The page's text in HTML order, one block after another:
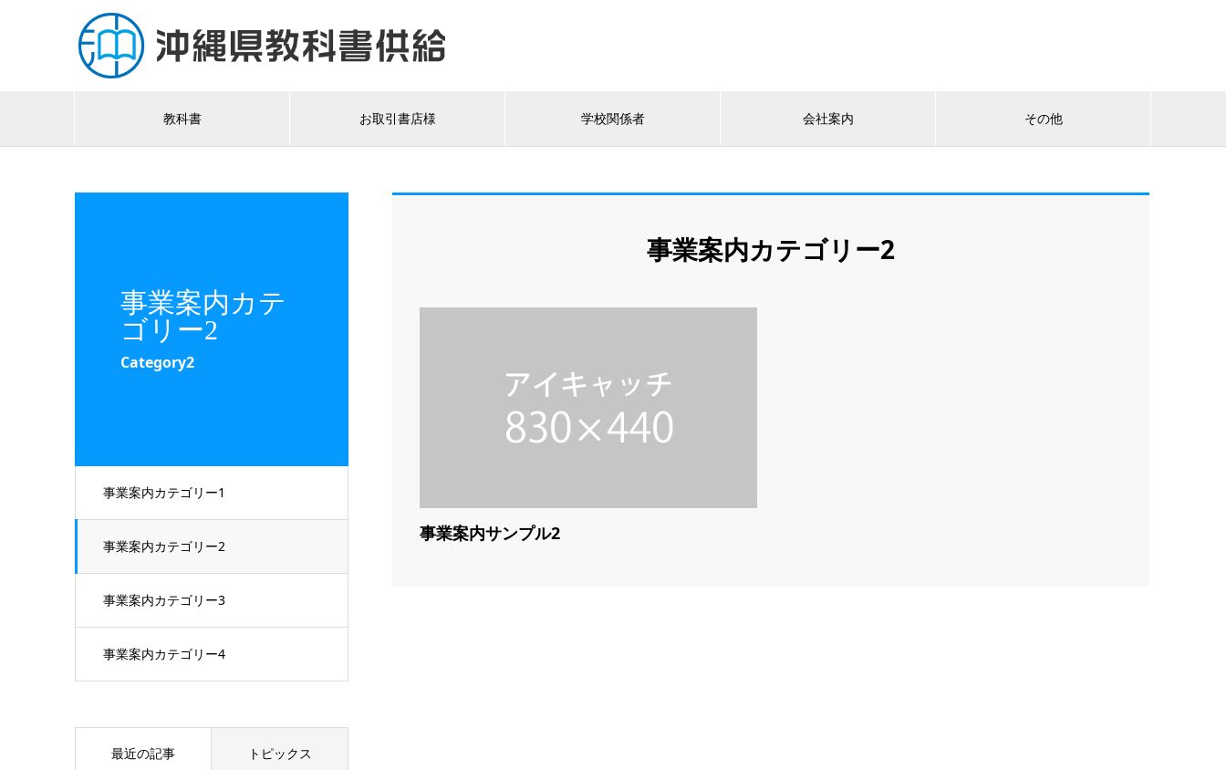
教科書 お取引書店様 学校関係者 会社案内 その他
事業案内カテ
ゴリー2
Category2
事業案内カテゴリー1
事業案内カテゴリー2
事業案内カテゴリー3
事業案内カテゴリー4
事業案内カテゴリー2
事業案内サンプル2
最近の記事 トピックス